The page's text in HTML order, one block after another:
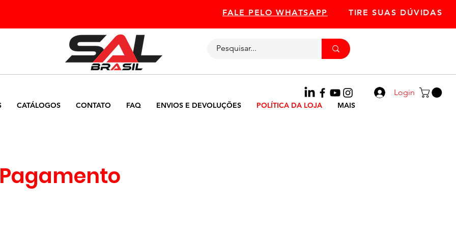
Login
FALE PELO WHATSAPP TIRE SUAS DÚVIDAS
CATÁLOGOS CONTATO FAQ ENVIOS E DEVOLUÇÕES POLÍTICA DA LOJA MAIS